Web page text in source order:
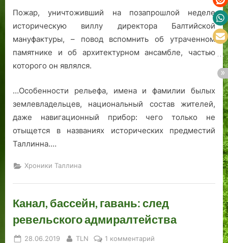
Пожар, уничтоживший на позапрошлой неделе
историческую виллу директора Балтийской
мануфактуры, – повод вспомнить об утраченном
памятнике и об архитектурном ансамбле, частью
которого он являлся.
…Особенности рельефа, имена и фамилии былых
землевладельцев, национальный состав жителей,
даже навигационный прибор: чего только не
отыщется в названиях исторических предместий
Таллинна.…
Хроники Таллина
Канал, бассейн, гавань: след
ревельского адмиралтейства
Posted
28.06.2019 By
TLN 1 комментарий